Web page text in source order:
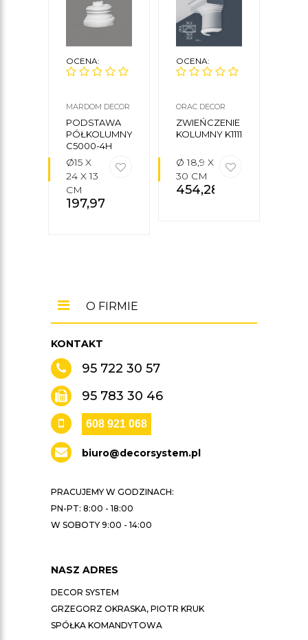
OCENA:
MARDOM DECOR
PODSTAWA
PÓŁKOLUMNY
C5000-4H
Ø15 X
24 X 13
CM
197,97
OCENA:
ORAC DECOR
ZWIEŃCZENIE
KOLUMNY K1111
Ø 18,9 X
30 CM
454,28
KONTAKT
95 722 30 57
95 783 30 46
608 921 068
biuro@decorsystem.pl
PRACUJEMY W GODZINACH:
PN-PT: 8:00 - 18:00
W SOBOTY 9:00 - 14:00
NASZ ADRES
DECOR SYSTEM
GRZEGORZ OKRASKA, PIOTR KRUK
SPÓŁKA KOMANDYTOWA
O FIRMIE